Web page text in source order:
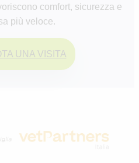
comfort, sicurezza e
più veloce.
UNA VISITA